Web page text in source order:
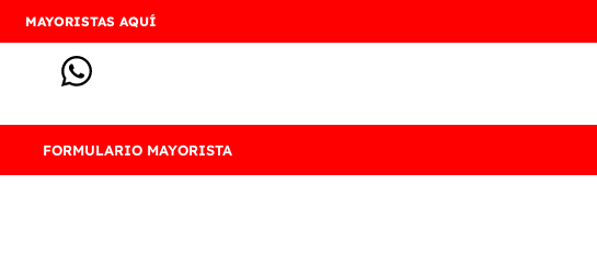
MAYORISTAS AQUÍ
FORMULARIO MAYORISTA